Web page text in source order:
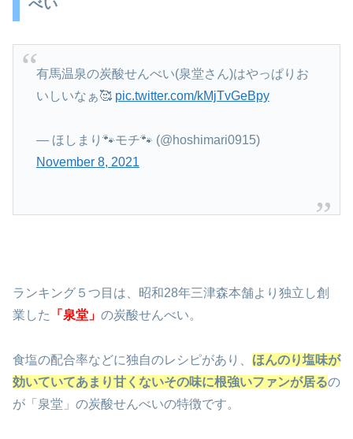
べい
有馬温泉の炭酸せんべい(泉堂さん)はやっぱりお
いしいなぁ🥰 pic.twitter.com/kMjTvGeBpy
— ほしまり🐾モチ🐾 (@hoshimari0915)
November 8, 2021
ランキング５つ目は、昭和28年三津森本舗より独立し創
業した
「泉堂」 の炭酸せんべい。
食塩の配合率などに独自のレシピがあり、 ほんのり塩味が
効いていてあまり甘くないその味に根強いファンが居るの
が「泉堂」の炭酸せんべいの特徴です。